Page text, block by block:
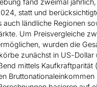
statt und
auch ländliche Regionen
Um Preisvergleiche
wurden die
zunächst in US-Dollar
mittels Kaufkraftparität